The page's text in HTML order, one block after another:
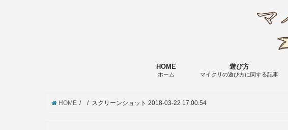
HOME
ホーム
遊び方
マイクリの遊び方に関する記事
HOME スクリーンショット 2018-03-22 17.00.54